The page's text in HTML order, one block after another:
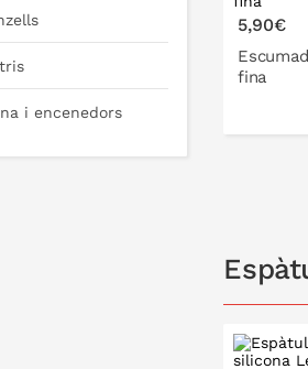
i encenedors
5,90€
fina